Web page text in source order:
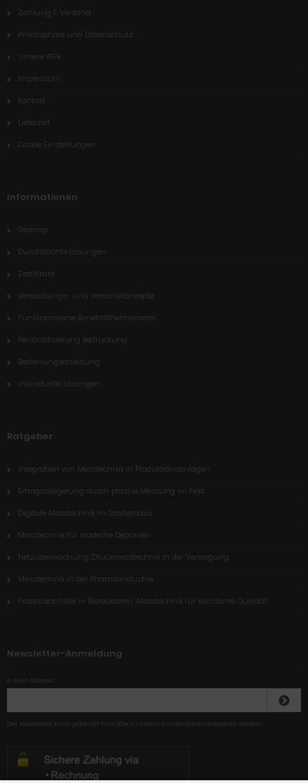
Zahlung & Versand
Privatsphäre und Datenschutz
Unsere AGB
Impressum
Kontakt
Lieferzeit
Cookie Einstellungen
Informationen
Sitemap
Durchdachte Lösungen
Zertifikate
Verpackungs- und Versandkonzepte
Funktionsweise Bimetallthermometer
Personalisierung Bedruckung
Bedienungsanleitung
individuelle Lösungen
Ratgeber
Integration von Messtechnik in Produktionsanlagen
Ertragssteigerung durch präzise Messung im Feld
Digitale Messtechnik im Straßenbau
Messtechnik für moderne Deponien
Netzüberwachung: Druckmesstechnik in der Versorgung
Messtechnik in der Pharmaindustrie
Prozesskontrolle in Bioreaktoren: Messtechnik für konstante Qualität
Newsletter-Anmeldung
E-Mail-Adresse:
Der Newsletter kann jederzeit hier oder in Ihrem Kundenkonto abbestellt werden.